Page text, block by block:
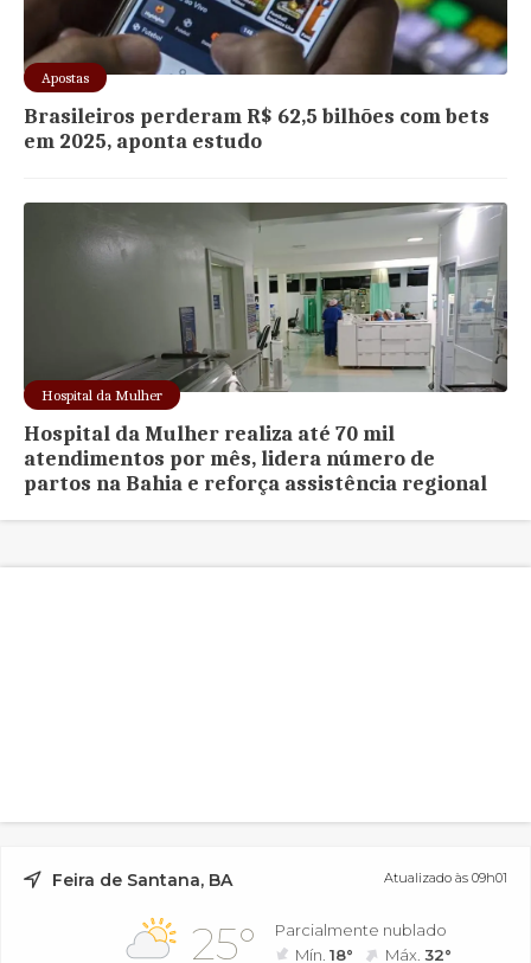
Apostas
Brasileiros perderam R$ 62,5 bilhões com bets
em 2025, aponta estudo
Hospital da Mulher
Hospital da Mulher realiza até 70 mil
atendimentos por mês, lidera número de
partos na Bahia e reforça assistência regional
Feira de Santana, BA Atualizado às 09h01
25°
Parcialmente nublado
Mín.18° Máx.32°